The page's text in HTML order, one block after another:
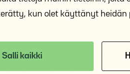
kun olet käyttänyt heidän
Salli kaikki
tilanteissa
voi aukaista asumisen
voidaan oppia näkemään